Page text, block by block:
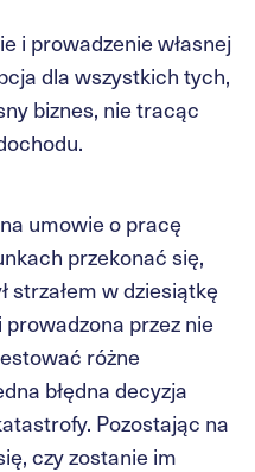
i prowadzenie własnej
dla wszystkich tych,
biznes, nie tracąc
umowie o pracę
przekonać się,
strzałem w dziesiątkę
przez nie
różne
błędna decyzja
Pozostając na
czy zostanie im